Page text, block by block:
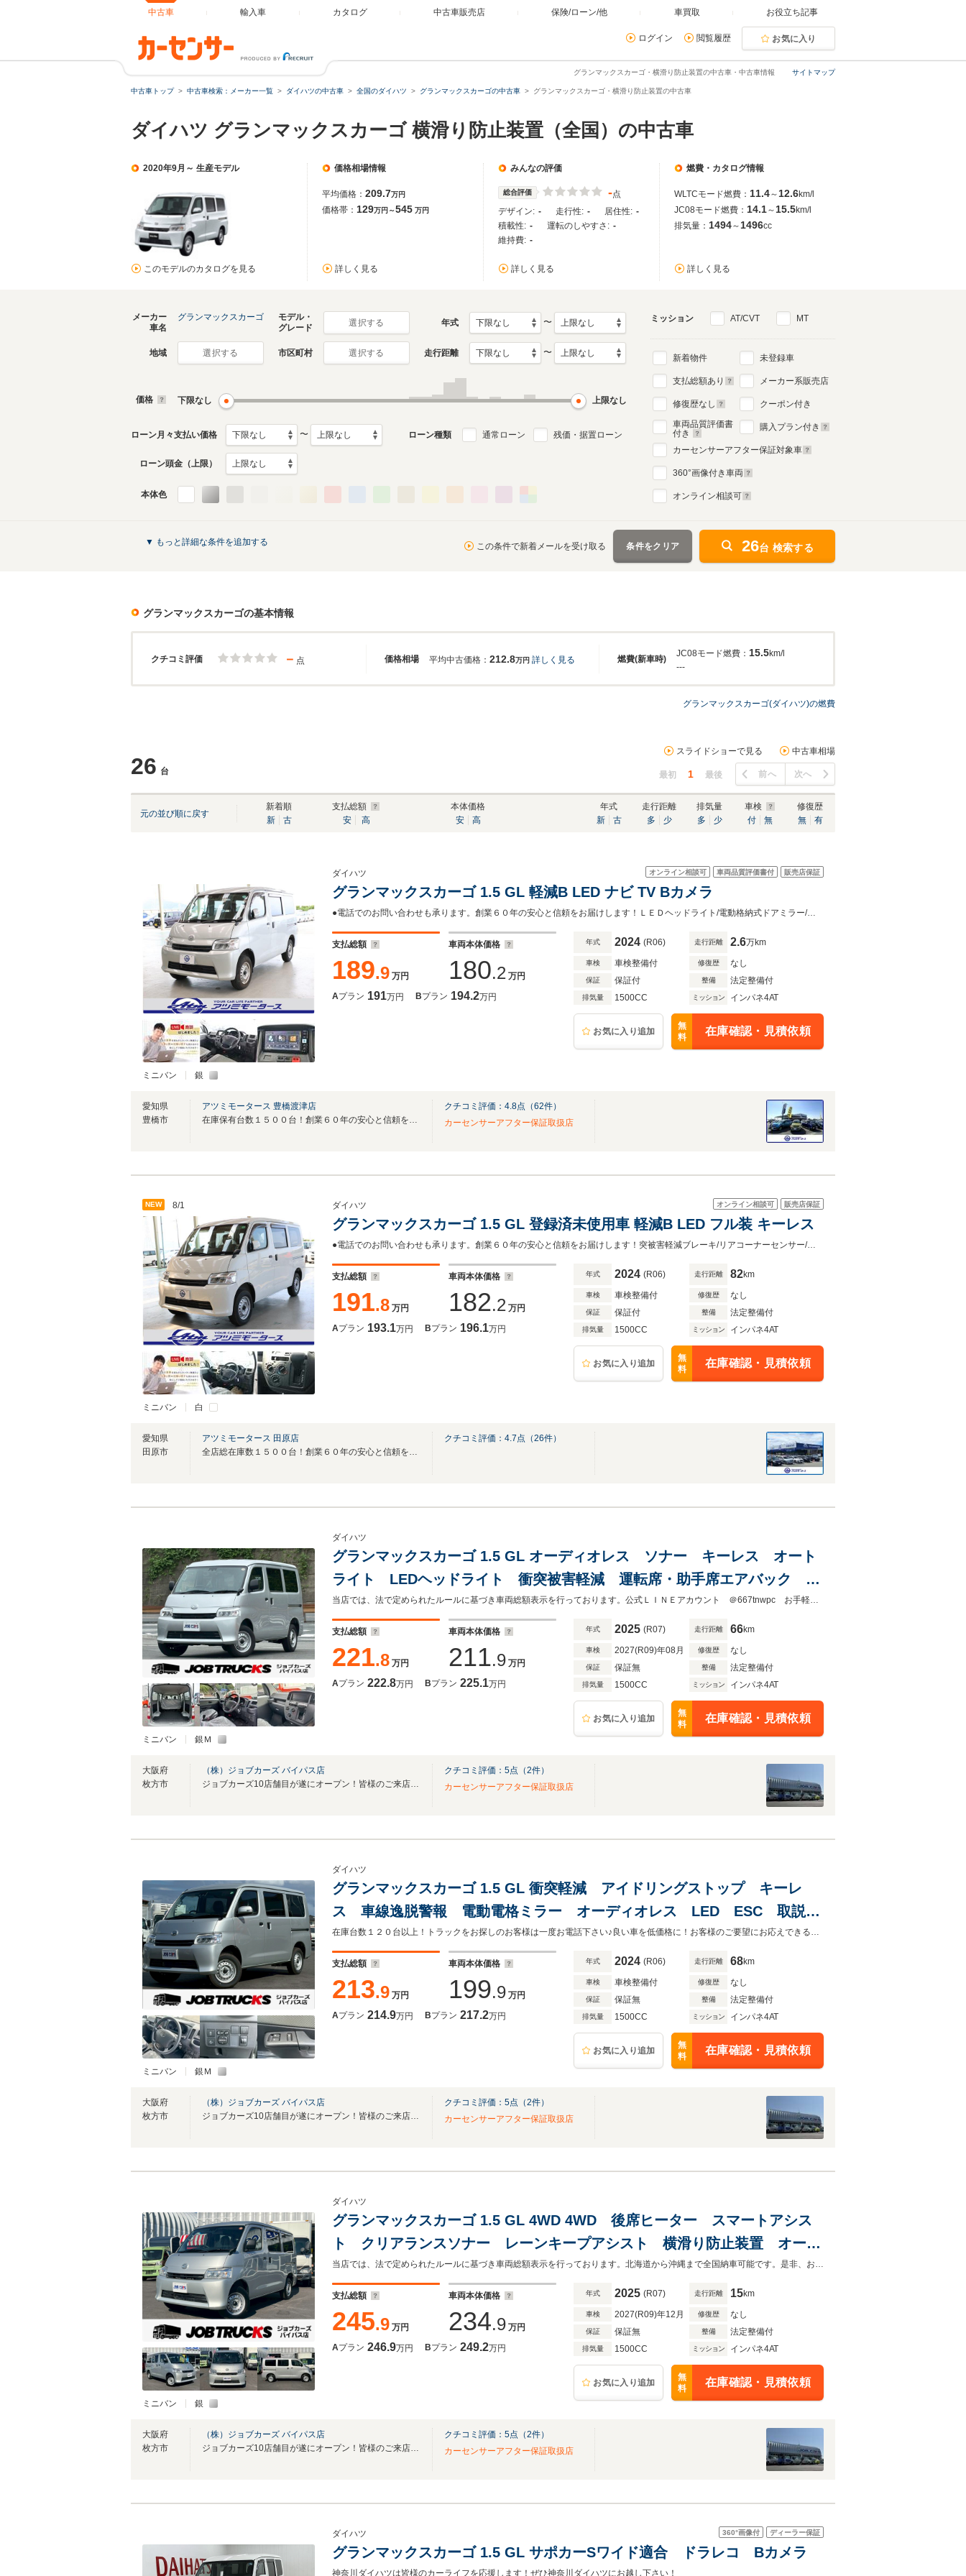
中古車 輸入車 カタログ 中古車販売店 保険/ローン/他 車買取 お役立ち記事
ログイン 閲覧履歴 お気に入り
サイトマップ
グランマックスカーゴ・横滑り防止装置の中古車・中古車情報
中古車トップ 中古車検索：メーカー一覧 ダイハツの中古車 全国のダイハツ グランマックスカーゴの中古車 グランマックスカーゴ・横滑り防止装置の中古車
ダイハツ グランマックスカーゴ 横滑り防止装置（全国）の中古車
2020年9月～ 生産モデル
このモデルのカタログを見る
価格相場情報
平均価格： 209.7万円
価格帯： 129万円～545 万円
詳しく見る
みんなの評価
総合評価 -点
デザイン: - 走行性: - 居住性: -
積載性: - 運転のしやすさ: -
維持費: -
詳しく見る
燃費・カタログ情報
WLTCモード燃費： 11.4～ 12.6km/l
JC08モード燃費： 14.1～ 15.5km/l
排気量： 1494～ 1496cc
詳しく見る
メーカー
車名
グランマックスカーゴ
モデル・
グレード
選択する 年式 〜
地域 選択する 市区町村 選択する 走行距離 〜
価格 下限なし 上限なし
ローン月々支払い価格 〜 ローン種類 通常ローン 残価・据置ローン
ローン頭金（上限）
本体色
ミッション AT/CVT MT
新着物件
支払総額あり
修復歴なし
車両品質評価書
付き
未登録車
メーカー系販売店
クーポン付き
購入プラン付き
カーセンサーアフター保証対象車
360°画像付き車両
オンライン相談可
▼ もっと詳細な条件を追加する この条件で新着メールを受け取る 条件をクリア 26台 検索する
グランマックスカーゴの基本情報
クチコミ評価 価格相場 燃費(新車時)
－ 点 平均中古価格： 212.8万円 詳しく見る
JC08モード燃費： 15.5km/l
---
グランマックスカーゴ(ダイハツ)の燃費
26 台
スライドショーで見る 中古車相場
最初 1 最後 前へ 次へ
元の並び順に戻す
新着順
新
古
支払総額
安
高
本体価格
安
高
年式
新
古
走行距離
多
少
排気量
多
少
車検
付
無
修復歴
無
有
ミニバン 銀
オンライン相談可 車両品質評価書付 販売店保証
ダイハツ
グランマックスカーゴ 1.5 GL 軽減B LED ナビ TV Bカメラ
●電話でのお問い合わせも承ります。創業６０年の安心と信頼をお届けします！ＬＥＤヘッドライト/電動格納式ドアミラー/フル装備/キーレス/メモリーナビ/フルセグＴＶ/バックカメラ
支払総額
189.9 万円
車両本体価格
180.2 万円
Aプラン 191万円 Bプラン 194.2万円
年式 2024 (R06) 走行距離 2.6万km
車検 車検整備付 修復歴 なし
保証 保証付 整備 法定整備付
排気量 1500CC ミッション インパネ4AT
お気に入り追加
無
料
在庫確認・見積依頼
愛知県
豊橋市
アツミモータース 豊橋渡津店
在庫保有台数１５００台！創業６０年の安心と信頼をお届けします！
クチコミ評価： 4.8点（62件）
カーセンサーアフター保証取扱店
NEW 8/1
ミニバン 白
オンライン相談可 販売店保証
ダイハツ
グランマックスカーゴ 1.5 GL 登録済未使用車 軽減B LED フル装 キーレス
●電話でのお問い合わせも承ります。創業６０年の安心と信頼をお届けします！突被害軽減ブレーキ/リアコーナーセンサー/ターンランプ付電動格納式ドアミラー/プライバシーガラス
支払総額
191.8 万円
車両本体価格
182.2 万円
Aプラン 193.1万円 Bプラン 196.1万円
年式 2024 (R06) 走行距離 82km
車検 車検整備付 修復歴 なし
保証 保証付 整備 法定整備付
排気量 1500CC ミッション インパネ4AT
お気に入り追加
無
料
在庫確認・見積依頼
愛知県
田原市
アツミモータース 田原店
全店総在庫数１５００台！創業６０年の安心と信頼をお届けします！
クチコミ評価： 4.7点（26件）
ミニバン 銀Ｍ
ダイハツ
グランマックスカーゴ 1.5 GL オーディオレス ソナー キーレス オート
ライト LEDヘッドライト 衝突被害軽減 運転席・助手席エアバック 盗
難防止装置 光軸調整 集中ドアロック 横滑り防止 ABS エアコン パ
ワステ パワーウインドウ
当店では、法で定められたルールに基づき車両総額表示を行っております。公式ＬＩＮＥアカウント ＠667tnwpc お手軽にやり取りが可能です。ご登録後LINEにてお問合せ下さいませ！
支払総額
221.8 万円
車両本体価格
211.9 万円
Aプラン 222.8万円 Bプラン 225.1万円
年式 2025 (R07) 走行距離 66km
車検 2027(R09)年08月 修復歴 なし
保証 保証無 整備 法定整備付
排気量 1500CC ミッション インパネ4AT
お気に入り追加
無
料
在庫確認・見積依頼
大阪府
枚方市
（株）ジョブカーズ バイパス店
ジョブカーズ10店舗目が遂にオープン！皆様のご来店をお待ちしております！
クチコミ評価： 5点（2件）
カーセンサーアフター保証取扱店
ミニバン 銀Ｍ
ダイハツ
グランマックスカーゴ 1.5 GL 衝突軽減 アイドリングストップ キーレ
ス 車線逸脱警報 電動電格ミラー オーディオレス LED ESC 取説
保証書
在庫台数１２０台以上！トラックをお探しのお客様は一度お電話下さい♪良い車を低価格に！お客様のご要望にお応えできるよう充実した在庫台数をご用意しています！！
支払総額
213.9 万円
車両本体価格
199.9 万円
Aプラン 214.9万円 Bプラン 217.2万円
年式 2024 (R06) 走行距離 68km
車検 車検整備付 修復歴 なし
保証 保証無 整備 法定整備付
排気量 1500CC ミッション インパネ4AT
お気に入り追加
無
料
在庫確認・見積依頼
大阪府
枚方市
（株）ジョブカーズ バイパス店
ジョブカーズ10店舗目が遂にオープン！皆様のご来店をお待ちしております！
クチコミ評価： 5点（2件）
カーセンサーアフター保証取扱店
ミニバン 銀
ダイハツ
グランマックスカーゴ 1.5 GL 4WD 4WD 後席ヒーター スマートアシス
ト クリアランスソナー レーンキープアシスト 横滑り防止装置 オート
ライト LEDヘッドライト リアフォグ パワステ パワーウインドウ
ABS キーレス 光軸調整
当店では、法で定められたルールに基づき車両総額表示を行っております。北海道から沖縄まで全国納車可能です。是非、お気軽に072-841-8000までご相談ください。
支払総額
245.9 万円
車両本体価格
234.9 万円
Aプラン 246.9万円 Bプラン 249.2万円
年式 2025 (R07) 走行距離 15km
車検 2027(R09)年12月 修復歴 なし
保証 保証無 整備 法定整備付
排気量 1500CC ミッション インパネ4AT
お気に入り追加
無
料
在庫確認・見積依頼
大阪府
枚方市
（株）ジョブカーズ バイパス店
ジョブカーズ10店舗目が遂にオープン！皆様のご来店をお待ちしております！
クチコミ評価： 5点（2件）
カーセンサーアフター保証取扱店
360°画像付 ディーラー保証
ダイハツ
グランマックスカーゴ 1.5 GL サポカーSワイド適合 ドラレコ Bカメラ
神奈川ダイハツは皆様のカーライフを応援します！ぜひ神奈川ダイハツにお越し下さい！